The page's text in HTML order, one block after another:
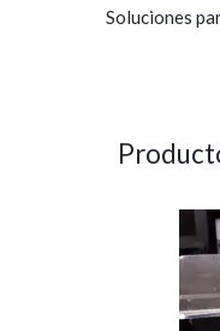
Soluciones